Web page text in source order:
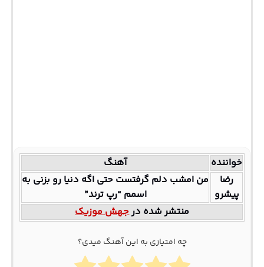
خواننده
آهنگ
رضا
پیشرو
من امشب دلم گرفتست حتی اگه دنیا رو بزنی به
اسمم “رپ ترند”
منتشر شده درجهش موزیک
چه امتیازی به این آهنگ میدی؟